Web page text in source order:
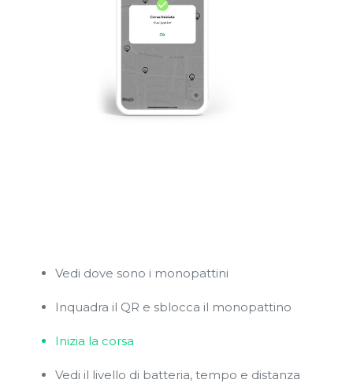
Vedi dove sono i monopattini
Inquadra il QR e sblocca il monopattino
Inizia la corsa
Vedi il livello di batteria, tempo e distanza